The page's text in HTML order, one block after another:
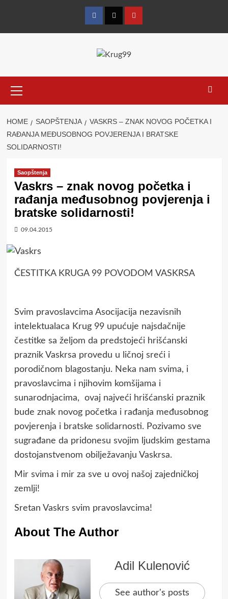
FacebookTwitterYouTube
Menu
HOME SAOPŠTENJA
VASKRS – ZNAK NOVOG POČETKA I
RAĐANJA MEĐUSOBNOG POVJERENJA I BRATSKE
SOLIDARNOSTI!
Saopštenja
Vaskrs – znak novog početka i
rađanja međusobnog povjerenja i
bratske solidarnosti!
09.04.2015
ČESTITKA KRUGA 99 POVODOM VASKRSA
Svim pravoslavcima Asocijacija nezavisnih
intelektualaca Krug 99 upućuje najsdačnije
čestitke sa željom da predstojeći hrišćanski
praznik Vaskrsa provedu u ličnoj sreći i
porodičnom blagostanju. Neka nam svima, i
pravoslavcima i njihovim komšijama i
sunarodnjacima, ovaj najveći hrišćanski praznik
bude znak novog početka i rađanja međusobnog
povjerenja i bratske solidarnosti. Pozivamo sve
sugrađane da pridonesu svojim ljudskim gestama
dostojanstvenom obilježavanju Vaskrsa.
Mir svima i mir za sve u ovoj našoj zajedničkoj
zemlji!
Sretan Vaskrs svim pravoslavcima!
About The Author
Adil Kulenović
See author's posts